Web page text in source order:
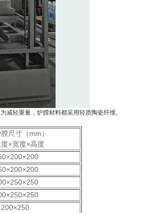
,为减轻重量，炉膛材料都采用轻质陶瓷纤维。
尺寸（mm）
×宽度×高度
×200×200
×200×200
×250×250
×250×250
200×250